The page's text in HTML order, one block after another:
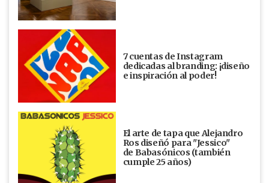
7 cuentas de Instagram
dedicadas al branding: ¡diseño
e inspiración al poder!
El arte de tapa que Alejandro
Ros diseñó para "Jessico"
de Babasónicos (también
cumple 25 años)